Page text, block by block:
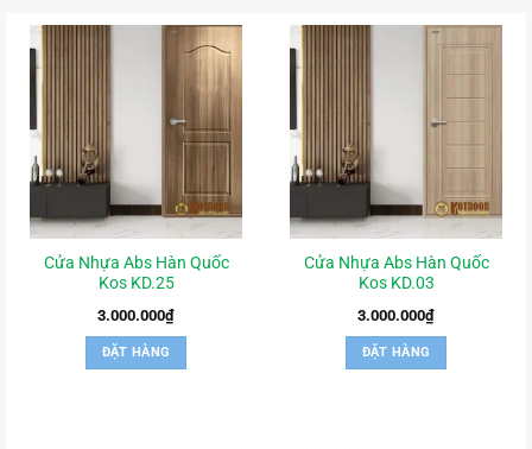
Cửa Nhựa Abs Hàn Quốc
Kos KD.25
3.000.000₫
ĐẶT HÀNG
Cửa Nhựa Abs Hàn Quốc
Kos KD.03
3.000.000₫
ĐẶT HÀNG